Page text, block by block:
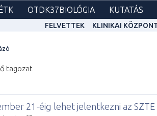
OTDK37BIOLÓGIA KUTATÁS
FELVETTEK KLINIKAI
tagozat
21-éig lehet jelentkezni az